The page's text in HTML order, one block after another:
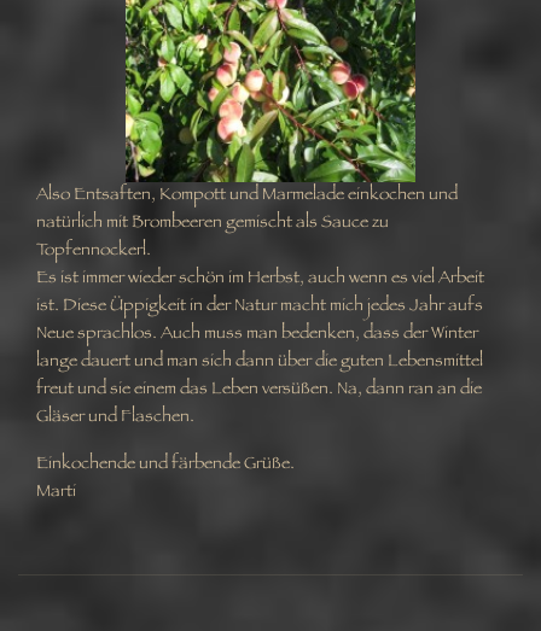
Also Entsaften, Kompott und Marmelade einkochen und
natürlich mit Brombeeren gemischt als Sauce zu
Topfennockerl.
Es ist immer wieder schön im Herbst, auch wenn es viel Arbeit
ist. Diese Üppigkeit in der Natur macht mich jedes Jahr aufs
Neue sprachlos. Auch muss man bedenken, dass der Winter
lange dauert und man sich dann über die guten Lebensmittel
freut und sie einem das Leben versüßen. Na, dann ran an die
Gläser und Flaschen.
Einkochende und färbende Grüße.
Marti